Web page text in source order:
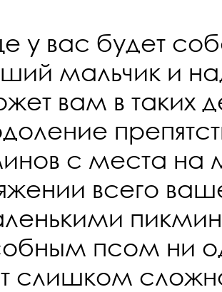
у вас будет
мальчик и
вам в таких
с места на
всего
псом ни
слишком